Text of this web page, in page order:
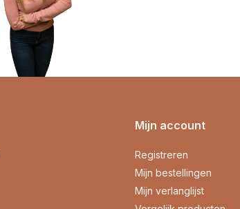
Mijn account
Registreren
Mijn bestellingen
Mijn verlanglijst